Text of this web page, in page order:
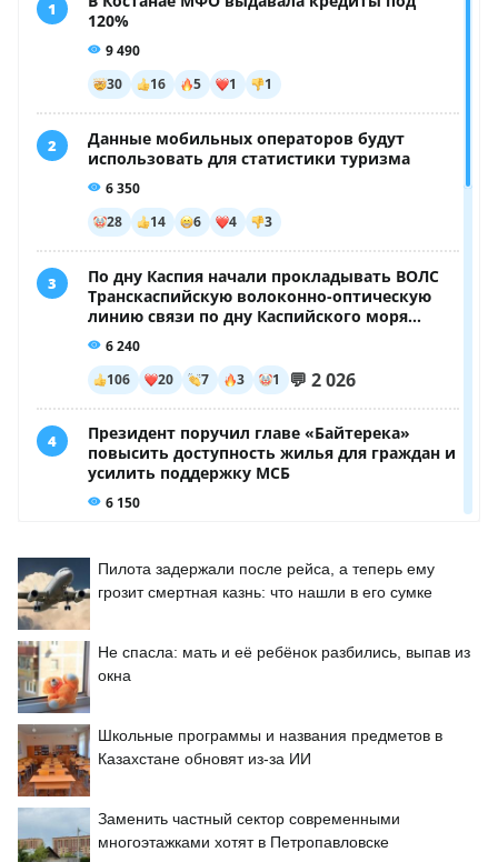
Пилота задержали после рейса, а теперь ему
грозит смертная казнь: что нашли в его сумке
Не спасла: мать и её ребёнок разбились, выпав из
окна
Школьные программы и названия предметов в
Казахстане обновят из-за ИИ
Заменить частный сектор современными
многоэтажками хотят в Петропавловске